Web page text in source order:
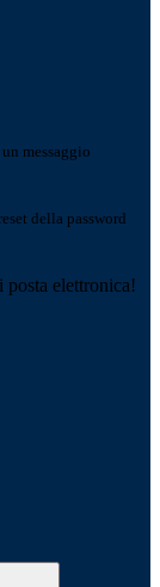
messaggio
della password
posta elettronica!